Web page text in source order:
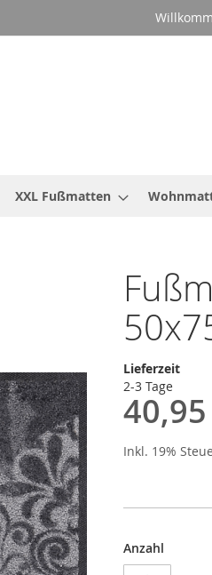
XXL Fußmatten
Lieferzeit
2-3 Tage
Inkl. 19%
Anzahl